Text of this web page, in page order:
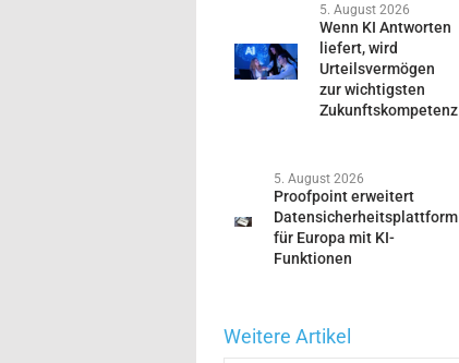
5. August 2026
Wenn KI Antworten
liefert, wird
Urteilsvermögen
zur wichtigsten
Zukunftskompetenz
5. August 2026
Proofpoint erweitert
Datensicherheitsplattform
für Europa mit KI-
Funktionen
Weitere Artikel